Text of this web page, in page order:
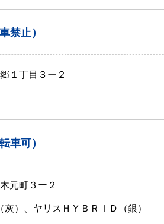
禁止）
１丁目３ー２
車可）
元町３ー２
灰）、ヤリスＨＹＢＲＩＤ（銀）